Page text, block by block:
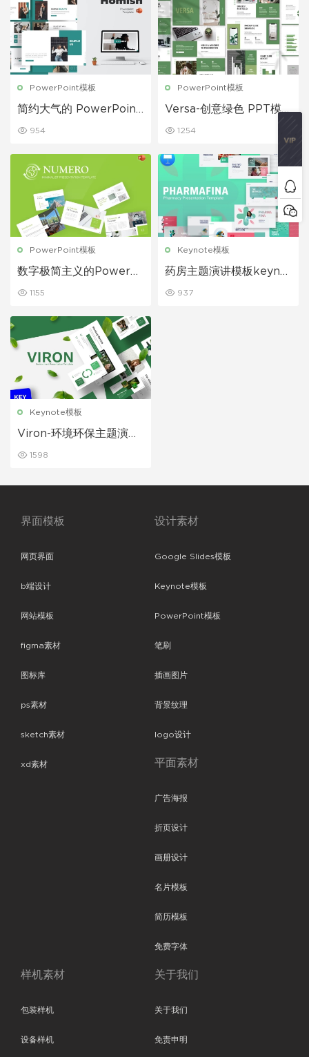
PowerPoint模板
简约大气的 PowerPoint
954
PowerPoint模板
Versa-创意绿色 PPT模
1254
PowerPoint模板
数字极简主义的PowerP
1155
Keynote模板
药房主题演讲模板keynot
937
Keynote模板
Viron-环境环保主题演讲
1598
界面模板
网页界面
b端设计
网站模板
figma素材
图标库
ps素材
sketch素材
xd素材
设计素材
Google Slides模板
Keynote模板
PowerPoint模板
笔刷
插画图片
背景纹理
logo设计
平面素材
广告海报
折页设计
画册设计
名片模板
简历模板
免费字体
样机素材
包装样机
设备样机
关于我们
关于我们
免责申明